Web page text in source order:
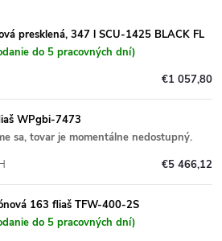
presklená, 347 l SCU-1425 BLACK FL
do 5 pracovných dní)
€1 057,80
WPgbi-7473
sa, tovar je momentálne nedostupný.
€5 466,12
163 fliaš TFW-400-2S
do 5 pracovných dní)